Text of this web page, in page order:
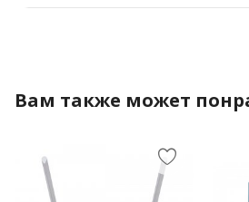
Вам также может